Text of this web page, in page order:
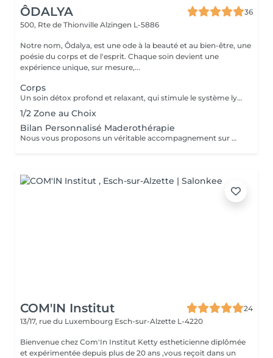
ÔDALYA
36
500, Rte de Thionville Alzingen L-5886
Notre nom, Ôdalya, est une ode à la beauté et au bien-être, une
poésie du corps et de l'esprit. Chaque soin devient une
expérience unique, sur mesure,...
Corps
Un soin détox profond et relaxant, qui stimule le système lymphatique pour éliminer la rétention d'eau, soulager la sensation de gonflement et de jambes lourdes. Il active et relance le métabolisme, favorise l'élimination des toxines, améliore le confort digestif, renforce le système immunitaire et procure une sensation de légèreté et de bien-être immédiat. Idéal pour détoxifier, booster votre énergie et redynamiser votre corps.
1/2 Zone au Choix
Bilan Personnalisé Maderothérapie
Nous vous proposons un véritable accompagnement sur mesure : diagnostic, conseils experts et protocoles personnalisés pour répondre à vos besoins et vos objectifs.
COM'IN Institut
24
13/17, rue du Luxembourg Esch-sur-Alzette L-4220
Bienvenue chez Com'In Institut Ketty estheticienne diplômée
et expérimentée depuis plus de 20 ans ,vous reçoit dans un